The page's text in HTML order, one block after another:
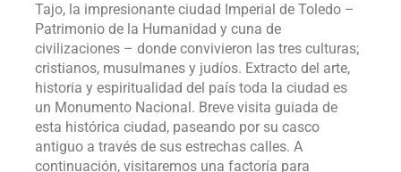
Tajo, la impresionante ciudad Imperial de Toledo –
Patrimonio de la Humanidad y cuna de
civilizaciones – donde convivieron las tres culturas;
cristianos, musulmanes y judíos. Extracto del arte,
historia y espiritualidad del país toda la ciudad es
un Monumento Nacional. Breve visita guiada de
esta histórica ciudad, paseando por su casco
antiguo a través de sus estrechas calles. A
continuación, visitaremos una factoría para